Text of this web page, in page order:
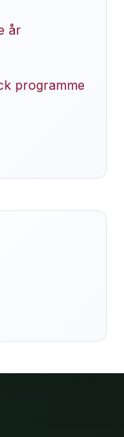
år
programme